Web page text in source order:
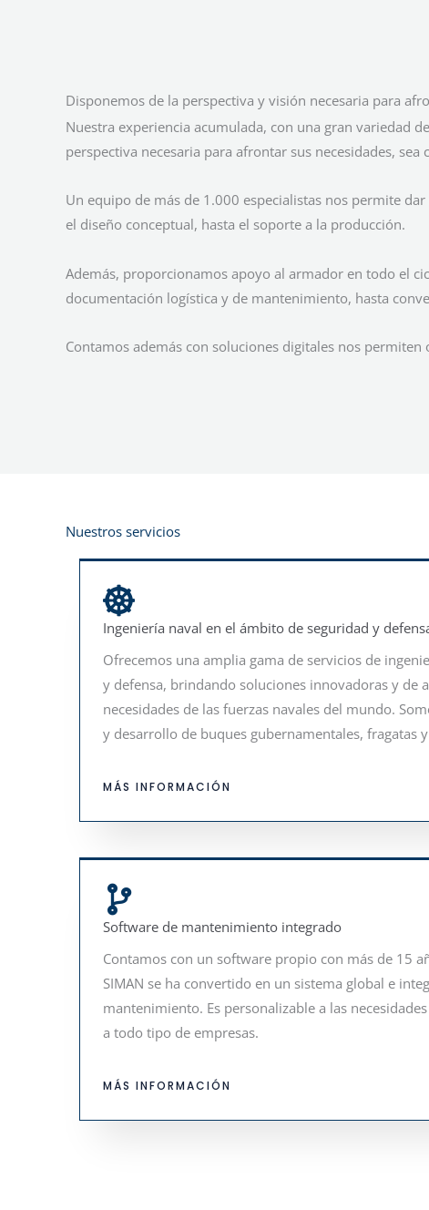
Disponemos de la perspectiva y visión necesaria para
Nuestra experiencia acumulada, con una gran variedad
perspectiva necesaria para afrontar sus necesidades,
Un equipo de más de 1.000 especialistas nos permite
el diseño conceptual, hasta el soporte a la producción.
Además, proporcionamos apoyo al armador en todo el
documentación logística y de mantenimiento, hasta
Contamos además con soluciones digitales nos
Nuestros servicios
Ingeniería naval en el ámbito de seguridad y
Ofrecemos una amplia gama de servicios de
y defensa, brindando soluciones innovadoras y de
necesidades de las fuerzas navales del mundo.
y desarrollo de buques gubernamentales, fragatas
MÁS INFORMACIÓN
Software de mantenimiento integrado
Contamos con un software propio con más de 15
SIMAN se ha convertido en un sistema global e
mantenimiento. Es personalizable a las
a todo tipo de empresas.
MÁS INFORMACIÓN